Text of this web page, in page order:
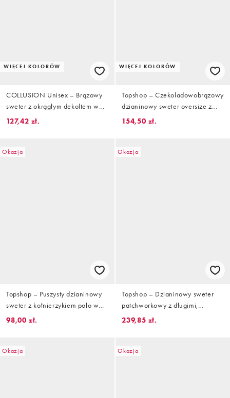
WIĘCEJ KOLORÓW
COLLUSION Unisex – Brązowy
sweter z okrągłym dekoltem w
paski
127,42 zł.
WIĘCEJ KOLORÓW
Topshop – Czekoladowobrązowy
dzianinowy sweter oversize z
szalikiem
154,50 zł.
Okazja
Topshop – Puszysty dzianinowy
sweter z kołnierzykiem polo w
kolorowe paski
98,00 zł.
Okazja
Topshop – Dzianinowy sweter
patchworkowy z długimi,
obszernymi rękawami
239,85 zł.
Okazja Okazja